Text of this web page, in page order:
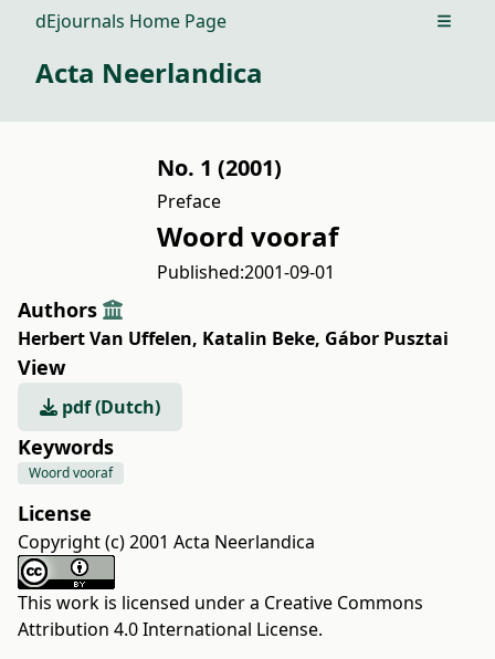
dEjournals Home Page Open
Acta Neerlandica
No. 1 (2001)
Preface
Woord vooraf
Published:2001-09-01
Authors
Herbert Van Uffelen, Katalin Beke, Gábor Pusztai
View
pdf (Dutch)
Keywords
Woord vooraf
License
Copyright (c) 2001 Acta Neerlandica
This work is licensed under a Creative Commons
Attribution 4.0 International License.